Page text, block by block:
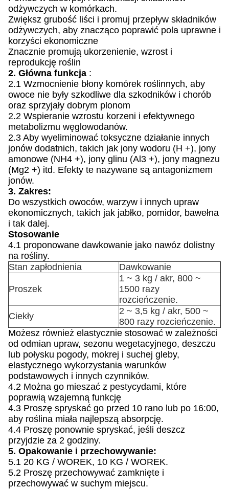
odżywczych w komórkach.
Zwiększ grubość liści i promuj przepływ składników
odżywczych, aby znacząco poprawić pola uprawne i
korzyści ekonomiczne
Znacznie promują ukorzenienie, wzrost i
reprodukcję roślin
2. Główna funkcja :
2.1 Wzmocnienie błony komórek roślinnych, aby
owoce nie były szkodliwe dla szkodników i chorób
oraz sprzyjały dobrym plonom
2.2 Wspieranie wzrostu korzeni i efektywnego
metabolizmu węglowodanów.
2.3 Aby wyeliminować toksyczne działanie innych
jonów dodatnich, takich jak jony wodoru (H +), jony
amonowe (NH4 +), jony glinu (Al3 +), jony magnezu
(Mg2 +) itd. Efekty te nazywane są antagonizmem
jonów.
3. Zakres:
Do wszystkich owoców, warzyw i innych upraw
ekonomicznych, takich jak jabłko, pomidor, bawełna
i tak dalej.
Stosowanie
4.1 proponowane dawkowanie jako nawóz dolistny
na rośliny.
Stan zapłodnienia
Dawkowanie
Proszek
1 ~ 3 kg / akr, 800 ~
1500 razy
rozcieńczenie.
Ciekły
2 ~ 3,5 kg / akr, 500 ~
800 razy rozcieńczenie.
Możesz również elastycznie stosować w zależności
od odmian upraw, sezonu wegetacyjnego, deszczu
lub połysku pogody, mokrej i suchej gleby,
elastycznego wykorzystania warunków
podstawowych i innych czynników.
4.2 Można go mieszać z pestycydami, które
poprawią wzajemną funkcję
4.3 Proszę spryskać go przed 10 rano lub po 16:00,
aby roślina miała najlepszą absorpcję.
4.4 Proszę ponownie spryskać, jeśli deszcz
przyjdzie za 2 godziny.
5. Opakowanie i przechowywanie:
5.1 20 KG / WOREK, 10 KG / WOREK.
5.2 Proszę przechowywać zamknięte i
przechowywać w suchym miejscu.